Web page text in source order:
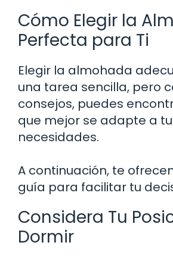
Cómo Elegir la
Perfecta para Ti
Elegir la almohada
una tarea sencilla, pero
consejos, puedes
que mejor se adapte a
necesidades.
A continuación, te
guía para facilitar tu
Considera Tu
Dormir